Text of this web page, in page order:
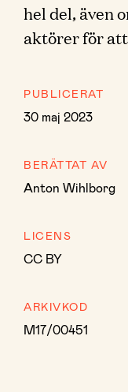
hel del, även
aktörer för
PUBLICERAT
30 maj 2023
BERÄTTAT AV
Anton Wihlborg
LICENS
CC BY
ARKIVKOD
M17/00451